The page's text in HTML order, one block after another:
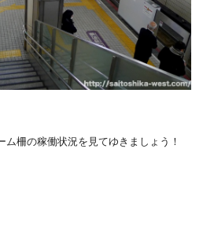
ム柵の稼働状況を見てゆきましょう！